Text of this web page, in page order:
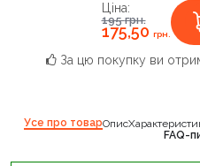
Ціна:
195грн.
175,50 грн.
За цю покупку ви
Усе про товарОпис
FAQ-